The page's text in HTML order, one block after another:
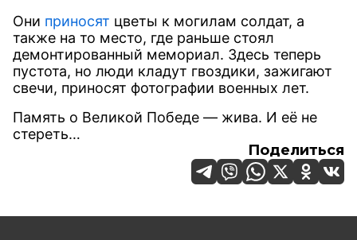
Они приносят цветы к могилам солдат, а
также на то место, где раньше стоял
демонтированный мемориал. Здесь теперь
пустота, но люди кладут гвоздики, зажигают
свечи, приносят фотографии военных лет.
Память о Великой Победе — жива. И её не
стереть…
Поделиться